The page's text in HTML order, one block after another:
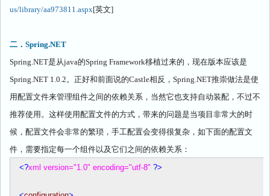
us/library/aa973811.aspx[英文]
二． Spring.NET
Spring.NET是从java的Spring Framework移植过来的，现在版本应该是
Spring.NET 1.0.2。正好和前面说的Castle相反， Spring.NET推崇做法是使
用配置文件来管理组件之间的依赖关系，当然它也支持自动装配，不过不
推荐使用。这样使用配置文件的方式，带来的问题是当项目非常大的时
候，配置文件会非常的繁琐，手工配置会变得很复杂，如下面的配置文
件，需要指定每一个组件以及它们之间的依赖关系：
<?xml version="1.0" encoding="utf-8" ?>